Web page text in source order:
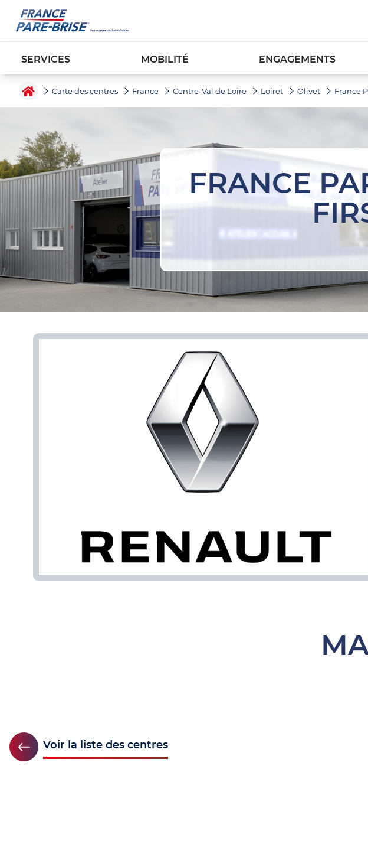
SERVICES MOBILITÉ ENGAGEMENTS
Carte des centres France Centre-Val de Loire Loiret Olivet France
FRANCE
Voir la liste des centres